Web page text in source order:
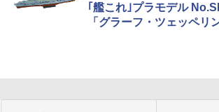
｢艦これ｣プラモデル
「グラーフ・ツェッペリ